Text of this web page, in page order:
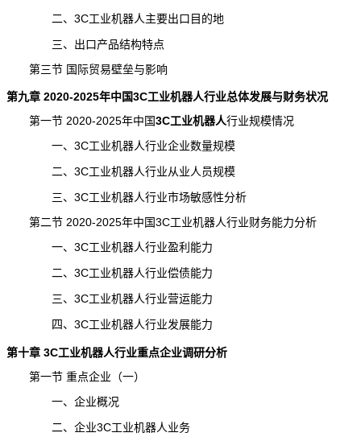
二、3C工业机器人主要出口目的地
三、出口产品结构特点
第三节 国际贸易壁垒与影响
第九章 2020-2025年中国3C工业机器人行业总体发展与财务状况
第一节 2020-2025年中国3C工业机器人行业规模情况
一、3C工业机器人行业企业数量规模
二、3C工业机器人行业从业人员规模
三、3C工业机器人行业市场敏感性分析
第二节 2020-2025年中国3C工业机器人行业财务能力分析
一、3C工业机器人行业盈利能力
二、3C工业机器人行业偿债能力
三、3C工业机器人行业营运能力
四、3C工业机器人行业发展能力
第十章 3C工业机器人行业重点企业调研分析
第一节 重点企业（一）
一、企业概况
二、企业3C工业机器人业务